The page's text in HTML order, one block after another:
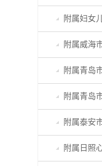
附属妇女
附属威海
附属青岛
附属青岛
附属泰安
附属日照